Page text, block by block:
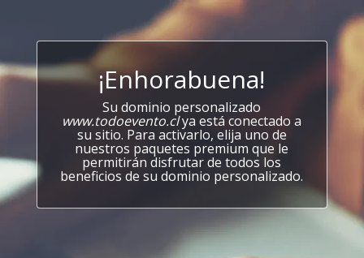
¡Enhorabuena!
Su dominio personalizado
www.todoevento.clya está conectado a
su sitio. Para activarlo, elija uno de
nuestros paquetes premium que le
permitirán disfrutar de todos los
beneficios de su dominio personalizado.